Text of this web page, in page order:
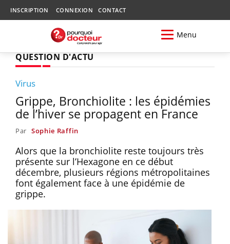
INSCRIPTION CONNEXION CONTACT
Menu
QUESTION D'ACTU
Virus
Grippe, Bronchiolite : les épidémies
de l’hiver se propagent en France
Par Sophie Raffin
Alors que la bronchiolite reste toujours très
présente sur l’Hexagone en ce début
décembre, plusieurs régions métropolitaines
font également face à une épidémie de
grippe.